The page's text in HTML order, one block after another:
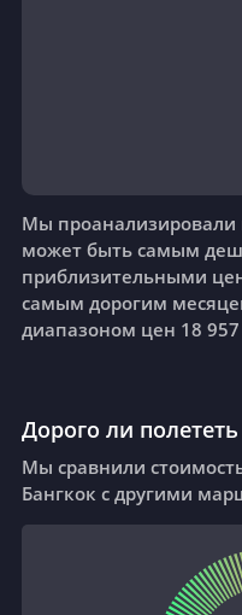
Мы проанализировали
может быть самым
приблизительными
самым дорогим
диапазоном цен 18 957
Дорого ли
Мы сравнили
Бангкок с другими